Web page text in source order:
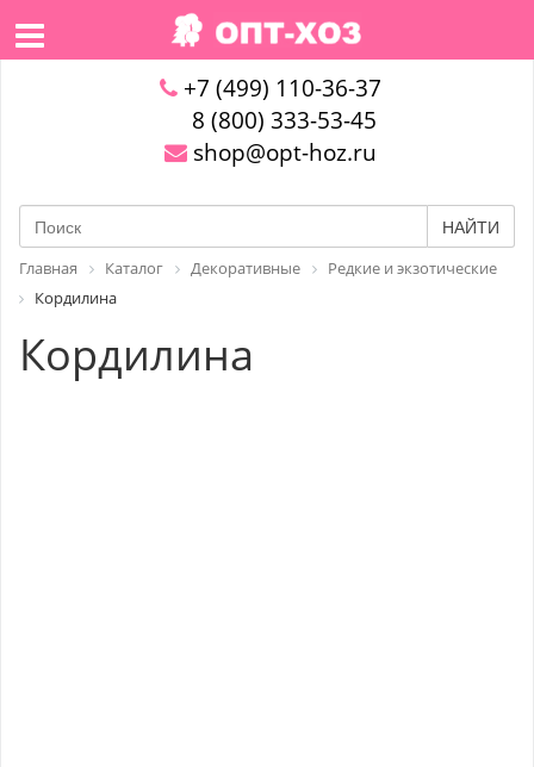
+7 (499) 110-36-37
8 (800) 333-53-45
shop@opt-hoz.ru
НАЙТИ
Главная Каталог Декоративные
Редкие и экзотические
Кордилина
Кордилина